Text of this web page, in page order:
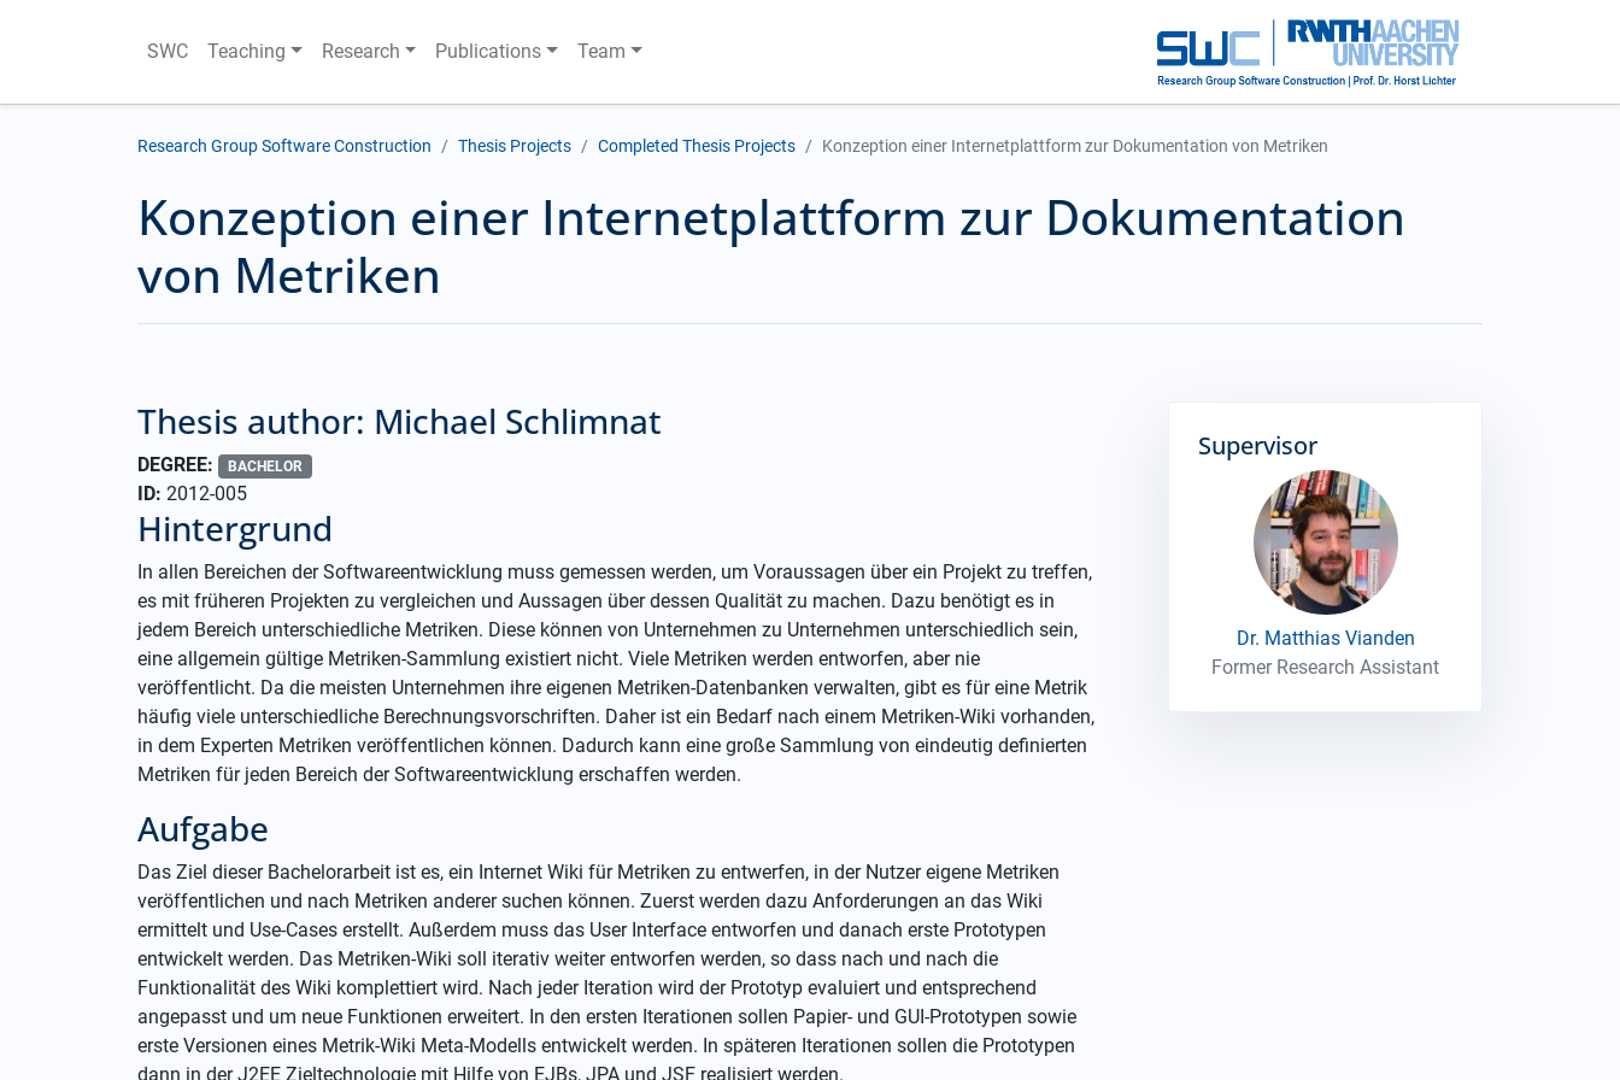
SWC Teaching Research Publications Team
Research Group Software Construction Thesis Projects Completed Thesis Projects Konzeption einer Internetplattform zur Dokumentation von Metriken
Konzeption einer Internetplattform zur Dokumentation
von Metriken
Thesis author: Michael Schlimnat
DEGREE: BACHELOR
ID: 2012-005
Hintergrund
In allen Bereichen der Softwareentwicklung muss gemessen werden, um Voraussagen über ein Projekt zu treffen,
es mit früheren Projekten zu vergleichen und Aussagen über dessen Qualität zu machen. Dazu benötigt es in
jedem Bereich unterschiedliche Metriken. Diese können von Unternehmen zu Unternehmen unterschiedlich sein,
eine allgemein gültige Metriken-Sammlung existiert nicht. Viele Metriken werden entworfen, aber nie
veröffentlicht. Da die meisten Unternehmen ihre eigenen Metriken-Datenbanken verwalten, gibt es für eine Metrik
häufig viele unterschiedliche Berechnungsvorschriften. Daher ist ein Bedarf nach einem Metriken-Wiki vorhanden,
in dem Experten Metriken veröffentlichen können. Dadurch kann eine große Sammlung von eindeutig definierten
Metriken für jeden Bereich der Softwareentwicklung erschaffen werden.
Aufgabe
Das Ziel dieser Bachelorarbeit ist es, ein Internet Wiki für Metriken zu entwerfen, in der Nutzer eigene Metriken
veröffentlichen und nach Metriken anderer suchen können. Zuerst werden dazu Anforderungen an das Wiki
ermittelt und Use-Cases erstellt. Außerdem muss das User Interface entworfen und danach erste Prototypen
entwickelt werden. Das Metriken-Wiki soll iterativ weiter entworfen werden, so dass nach und nach die
Funktionalität des Wiki komplettiert wird. Nach jeder Iteration wird der Prototyp evaluiert und entsprechend
angepasst und um neue Funktionen erweitert. In den ersten Iterationen sollen Papier- und GUI-Prototypen sowie
erste Versionen eines Metrik-Wiki Meta-Modells entwickelt werden. In späteren Iterationen sollen die Prototypen
dann in der J2EE Zieltechnologie mit Hilfe von EJBs, JPA und JSF realisiert werden.
Supervisor
Dr. Matthias Vianden
Former Research Assistant